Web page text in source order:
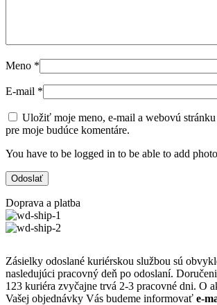
Meno *
E-mail *
Uložiť moje meno, e-mail a webovú
pre moje budúce komentáre.
You have to be logged in to be able to add
Doprava a platba
Zásielky odoslané kuriérskou službou sú
nasledujúci pracovný deň po odoslaní.
123 kuriéra zvyčajne trvá 2-3 pracovné dni. O
Vašej objednávky Vás budeme informovať e-